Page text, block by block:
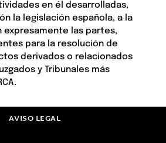
en él desarrolladas,
la legislación española, a la
expresamente las partes,
para la resolución de
derivados o relacionados
y Tribunales más
AVISO LEGAL